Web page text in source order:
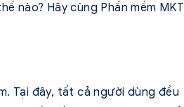
nào? Hãy cùng Phần mềm MKT
Tại đây, tất cả người dùng đều